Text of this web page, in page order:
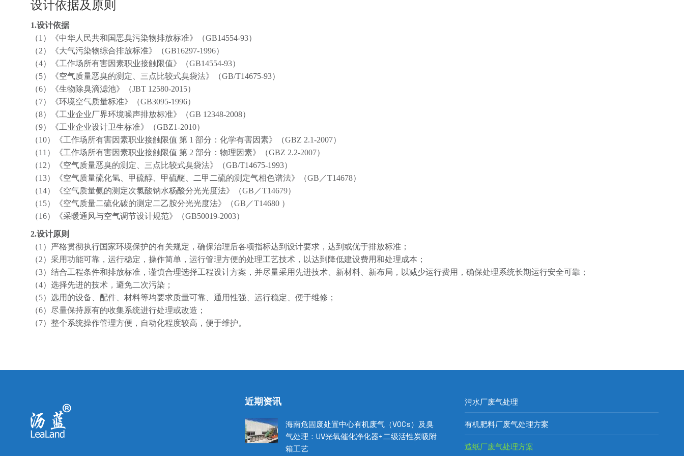
设计依据及原则
1.设计依据
（1）《中华人民共和国恶臭污染物排放标准》（GB14554-93）
（2）《大气污染物综合排放标准》（GB16297-1996）
（4）《工作场所有害因素职业接触限值》（GB14554-93）
（5）《空气质量恶臭的测定、三点比较式臭袋法》（GB/T14675-93）
（6）《生物除臭滴滤池》（JBT 12580-2015）
（7）《环境空气质量标准》（GB3095-1996）
（8）《工业企业厂界环境噪声排放标准》（GB 12348-2008）
（9）《工业企业设计卫生标准》（GBZ1-2010）
（10）《工作场所有害因素职业接触限值 第 1 部分：化学有害因素》（GBZ 2.1-2007）
（11）《工作场所有害因素职业接触限值 第 2 部分：物理因素》（GBZ 2.2-2007）
（12）《空气质量恶臭的测定、三点比较式臭袋法》（GB/T14675-1993）
（13）《空气质量硫化氢、甲硫醇、甲硫醚、二甲二硫的测定气相色谱法》（GB／T14678）
（14）《空气质量氨的测定次氯酸钠水杨酸分光光度法》（GB／T14679）
（15）《空气质量二硫化碳的测定二乙胺分光光度法》（GB／T14680 ）
（16）《采暖通风与空气调节设计规范》（GB50019-2003）
2.设计原则
（1）严格贯彻执行国家环境保护的有关规定，确保治理后各项指标达到设计要求，达到或优于排放标准；
（2）采用功能可靠，运行稳定，操作简单，运行管理方便的处理工艺技术，以达到降低建设费用和处理成本；
（3）结合工程条件和排放标准，谨慎合理选择工程设计方案，并尽量采用先进技术、新材料、新布局，以减少运行费用，确保处理系统长期运行安全可靠；
（4）选择先进的技术，避免二次污染；
（5）选用的设备、配件、材料等均要求质量可靠、通用性强、运行稳定、便于维修；
（6）尽量保持原有的收集系统进行处理或改造；
（7）整个系统操作管理方便，自动化程度较高，便于维护。
近期资讯
海南危固废处置中心有机废气（VOCs）及臭
气处理：UV光氧催化净化器+二级活性炭吸附
箱工艺
污水厂废气处理
有机肥料厂废气处理方案
造纸厂废气处理方案